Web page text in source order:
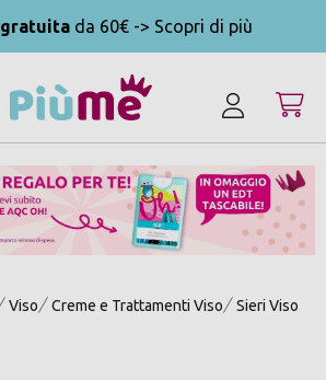
gratuita da 60€ -> Scopri di più
Viso Creme e Trattamenti Viso Sieri Viso